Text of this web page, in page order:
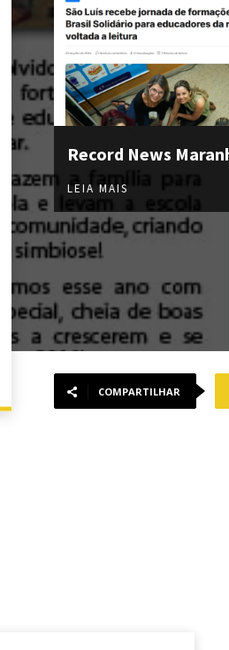
Record News
LEIA MAIS
COMPARTILHAR